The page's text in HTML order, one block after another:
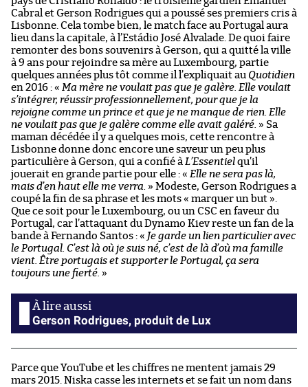
Cabral et Gerson Rodrigues qui a poussé ses premiers cris à
Lisbonne. Cela tombe bien, le match face au Portugal aura
lieu dans la capitale, à l’Estádio José Alvalade. De quoi faire
remonter des bons souvenirs à Gerson, qui a quitté la ville
à 9 ans pour rejoindre sa mère au Luxembourg, partie
quelques années plus tôt comme il l’expliquait au Quotidien
en 2016 : « Ma mère ne voulait pas que je galère. Elle voulait
s’intégrer, réussir professionnellement, pour que je la
rejoigne comme un prince et que je ne manque de rien. Elle
ne voulait pas que je galère comme elle avait galéré. » Sa
maman décédée il y a quelques mois, cette rencontre à
Lisbonne donne donc encore une saveur un peu plus
particulière à Gerson, qui a confié à L’Essentiel qu’il
jouerait en grande partie pour elle : « Elle ne sera pas là,
mais d’en haut elle me verra. » Modeste, Gerson Rodrigues a
coupé la fin de sa phrase et les mots « marquer un but ».
Que ce soit pour le Luxembourg, ou un CSC en faveur du
Portugal, car l’attaquant du Dynamo Kiev reste un fan de la
bande à Fernando Santos : « Je garde un lien particulier avec
le Portugal. C’est là où je suis né, c’est de là d’où ma famille
vient. Être portugais et supporter le Portugal, ça sera
toujours une fierté. »
Gerson Rodrigues, produit de Lux
Parce que YouTube et les chiffres ne mentent jamais 29
mars 2015. Niska casse les internets et se fait un nom dans